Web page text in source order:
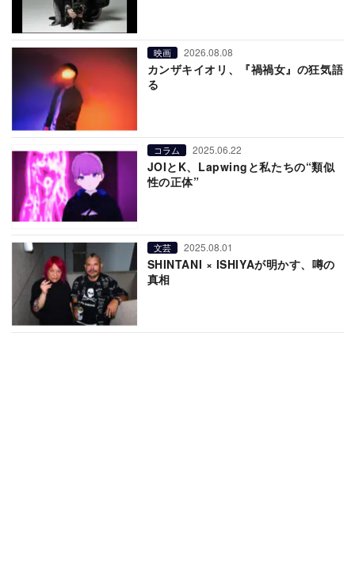
映画 2026.08.08
カンザキイオリ、『禍禍女』の狂気語
る
コラム 2025.06.22
JOIとK、Lapwingと私たちの“類似
性の正体”
文芸 2025.08.01
SHINTANI × ISHIYAが明かす、噂の
真相